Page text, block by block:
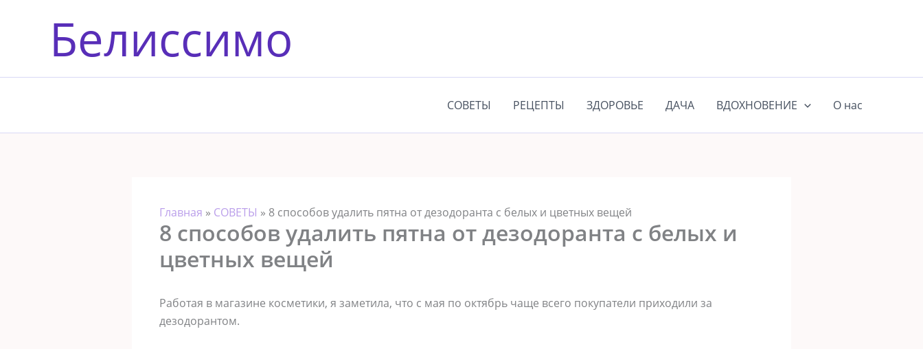
содержимомуБелиссимо
СОВЕТЫ РЕЦЕПТЫ ЗДОРОВЬЕ ДАЧА ВДОХНОВЕНИЕ О нас
Главная » СОВЕТЫ » 8 способов удалить пятна от дезодоранта с белых и цветных вещей
8 способов удалить пятна от дезодоранта с белых и
цветных вещей
Работая в магазине косметики, я заметила, что с мая по октябрь чаще всего покупатели приходили за
дезодорантом.